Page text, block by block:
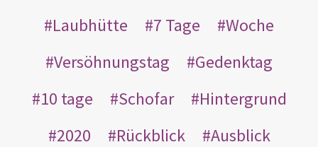
Laubhütte
7 Tage
Woche
Versöhnungstag
Gedenktag
10 tage
Schofar
Hintergrund
2020
Rückblick
Ausblick